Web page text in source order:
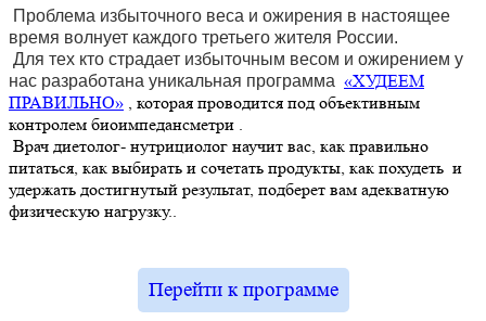
Проблема избыточного веса и ожирения в настоящее
время волнует каждого третьего жителя России.
Для тех кто страдает избыточным весом и ожирением у
нас разработана уникальная программа «ХУДЕЕМ
ПРАВИЛЬНО» , которая проводится под объективным
контролем биоимпедансметри .
Врач диетолог- нутрициолог научит вас, как правильно
питаться, как выбирать и сочетать продукты, как похудеть и
удержать достигнутый результат, подберет вам адекватную
физическую нагрузку..
Перейти к программе